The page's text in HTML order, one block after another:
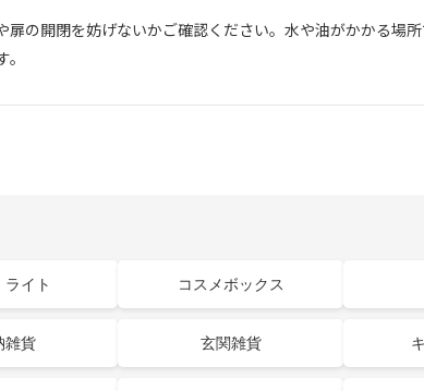
扉の開閉を妨げないかご確認ください。水や油がかかる場
ライト コスメボックス
雑貨 玄関雑貨